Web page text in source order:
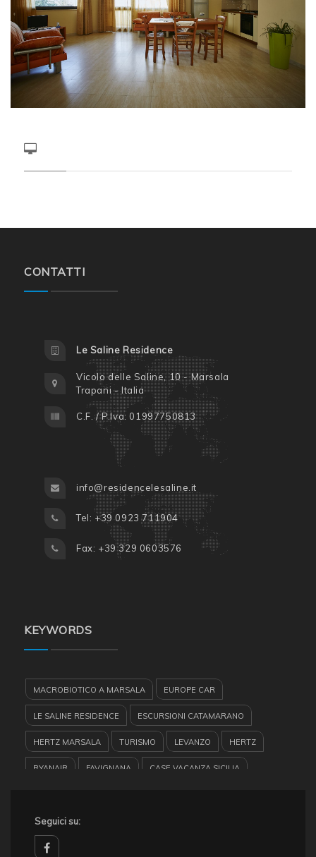
CONTATTI
Le Saline Residence
Vicolo delle Saline, 10 - Marsala
Trapani - Italia
C.F. / P.Iva: 01997750813
info@residencelesaline.it
Tel: +39 0923 711904
Fax: +39 329 0603576
KEYWORDS
MACROBIOTICO A MARSALA EUROPE CAR
LE SALINE RESIDENCE ESCURSIONI CATAMARANO
HERTZ MARSALA TURISMO LEVANZO HERTZ
RYANAIR FAVIGNANA CASE VACANZA SICILIA
MARSALA
GUARDIA MEDICA A MARSALA
Seguici su: